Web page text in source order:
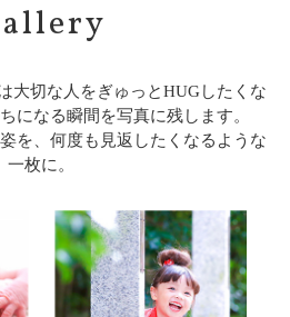
大切な人をぎゅっとHUGしたくな
になる瞬間を写真に残します。
を、何度も見返したくなるような
一枚に。